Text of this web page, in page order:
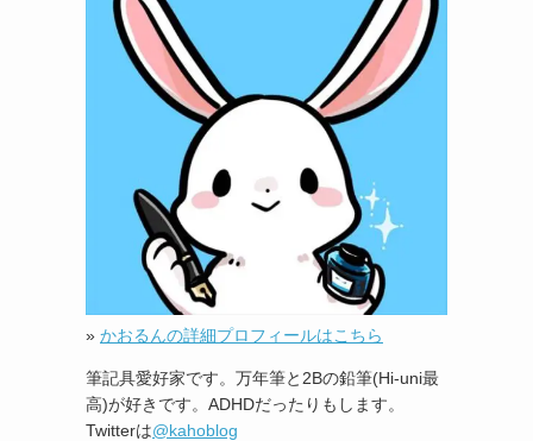
» かおるんの詳細プロフィールはこちら
筆記具愛好家です。万年筆と2Bの鉛筆(Hi-uni最
高)が好きです。ADHDだったりもします。
Twitterは@kahoblog